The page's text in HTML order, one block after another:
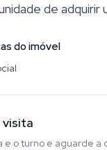
de adquirir
do imóvel
e o turno e aguarde